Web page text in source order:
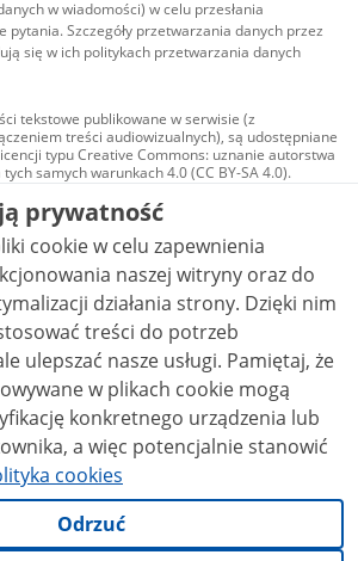
w wiadomości) w celu przesłania
pytania. Szczegóły przetwarzania danych przez
się w ich politykach przetwarzania danych
tekstowe publikowane w serwisie (z
treści audiowizualnych), są udostępniane
typu Creative Commons: uznanie autorstwa
tych samych warunkach 4.0 (CC BY-SA 4.0).
audiowizualne, w tym zdjęcia, materiały
i wideo, są udostępniane na licencji typu
Commons: uznanie autorstwa użycie
- bez utworów zależnych 4.0 (CC BY-
4.0), o ile nie jest to stwierdzone inaczej.
prywatność
cookie w celu zapewnienia
naszej witryny oraz do
działania strony. Dzięki nim
treści do potrzeb
nasze usługi. Pamiętaj, że
w plikach cookie mogą
konkretnego urządzenia lub
a więc potencjalnie stanowić
cookies
Odrzuć